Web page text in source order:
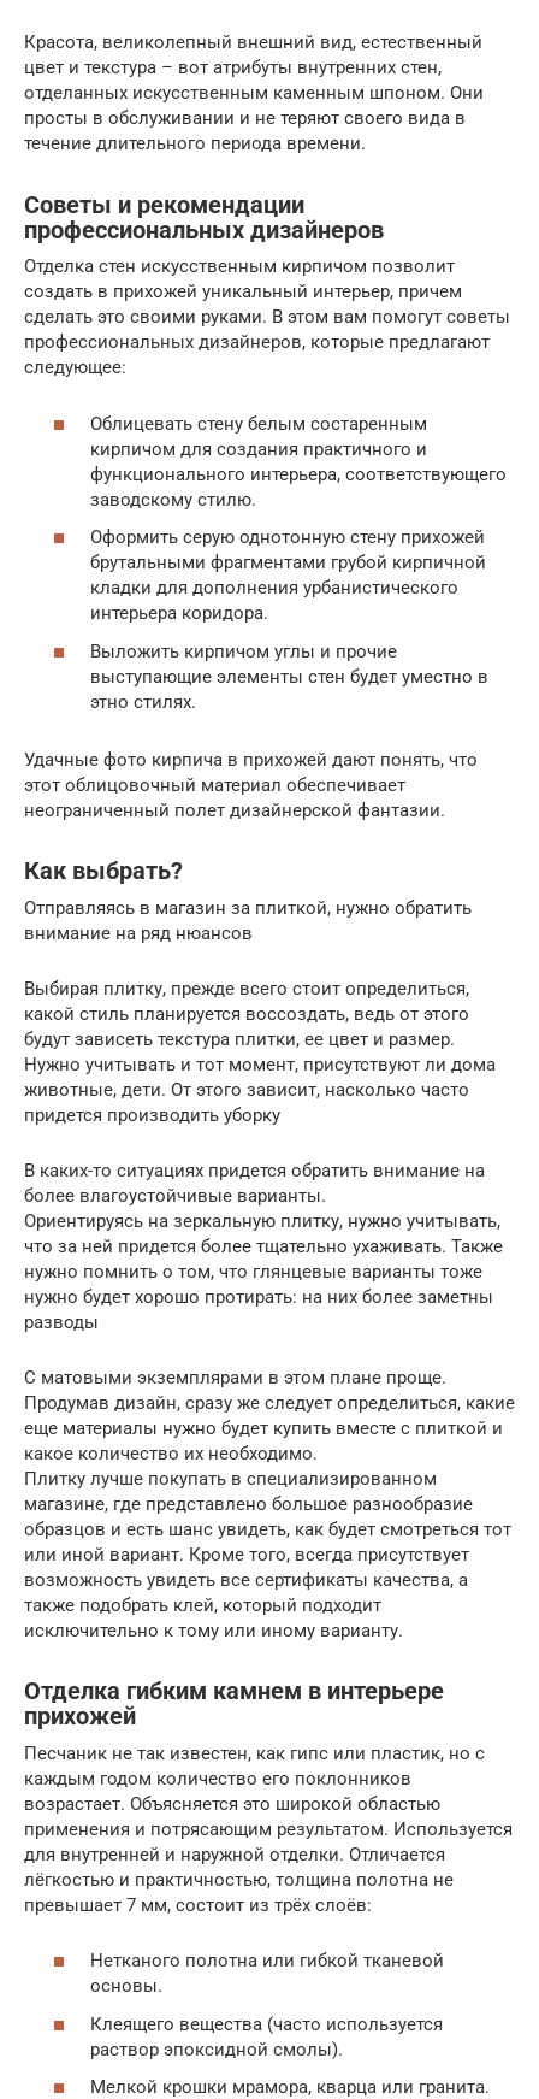
Красота, великолепный внешний вид, естественный
цвет и текстура – вот атрибуты внутренних стен,
отделанных искусственным каменным шпоном. Они
просты в обслуживании и не теряют своего вида в
течение длительного периода времени.
Советы и рекомендации
профессиональных дизайнеров
Отделка стен искусственным кирпичом позволит
создать в прихожей уникальный интерьер, причем
сделать это своими руками. В этом вам помогут советы
профессиональных дизайнеров, которые предлагают
следующее:
Облицевать стену белым состаренным
кирпичом для создания практичного и
функционального интерьера, соответствующего
заводскому стилю.
Оформить серую однотонную стену прихожей
брутальными фрагментами грубой кирпичной
кладки для дополнения урбанистического
интерьера коридора.
Выложить кирпичом углы и прочие
выступающие элементы стен будет уместно в
этно стилях.
Удачные фото кирпича в прихожей дают понять, что
этот облицовочный материал обеспечивает
неограниченный полет дизайнерской фантазии.
Как выбрать?
Отправляясь в магазин за плиткой, нужно обратить
внимание на ряд нюансов
Выбирая плитку, прежде всего стоит определиться,
какой стиль планируется воссоздать, ведь от этого
будут зависеть текстура плитки, ее цвет и размер.
Нужно учитывать и тот момент, присутствуют ли дома
животные, дети. От этого зависит, насколько часто
придется производить уборку
В каких-то ситуациях придется обратить внимание на
более влагоустойчивые варианты.
Ориентируясь на зеркальную плитку, нужно учитывать,
что за ней придется более тщательно ухаживать. Также
нужно помнить о том, что глянцевые варианты тоже
нужно будет хорошо протирать: на них более заметны
разводы
С матовыми экземплярами в этом плане проще.
Продумав дизайн, сразу же следует определиться, какие
еще материалы нужно будет купить вместе с плиткой и
какое количество их необходимо.
Плитку лучше покупать в специализированном
магазине, где представлено большое разнообразие
образцов и есть шанс увидеть, как будет смотреться тот
или иной вариант. Кроме того, всегда присутствует
возможность увидеть все сертификаты качества, а
также подобрать клей, который подходит
исключительно к тому или иному варианту.
Отделка гибким камнем в интерьере
прихожей
Песчаник не так известен, как гипс или пластик, но с
каждым годом количество его поклонников
возрастает. Объясняется это широкой областью
применения и потрясающим результатом. Используется
для внутренней и наружной отделки. Отличается
лёгкостью и практичностью, толщина полотна не
превышает 7 мм, состоит из трёх слоёв:
Нетканого полотна или гибкой тканевой
основы.
Клеящего вещества (часто используется
раствор эпоксидной смолы).
Мелкой крошки мрамора, кварца или гранита.